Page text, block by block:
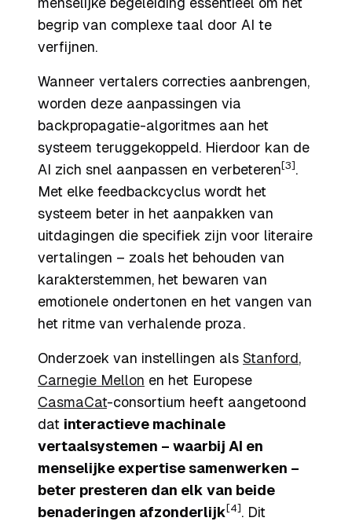
begrip van complexe taal door AI te
verfijnen.
Wanneer vertalers correcties aanbrengen,
worden deze aanpassingen via
backpropagatie-algoritmes aan het
systeem teruggekoppeld. Hierdoor kan de
AI zich snel aanpassen en verbeteren [3] .
Met elke feedbackcyclus wordt het
systeem beter in het aanpakken van
uitdagingen die specifiek zijn voor literaire
vertalingen – zoals het behouden van
karakterstemmen, het bewaren van
emotionele ondertonen en het vangen van
het ritme van verhalende proza.
Onderzoek van instellingen als Stanford,
Carnegie Mellon en het Europese
CasmaCat-consortium heeft aangetoond
dat interactieve machinale
vertaalsystemen – waarbij AI en
menselijke expertise samenwerken –
beter presteren dan elk van beide
benaderingen afzonderlijk [4] . Dit